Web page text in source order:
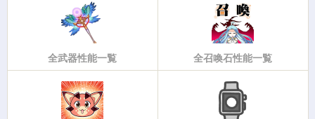
全武器性能一覧 全召喚石性能一覧